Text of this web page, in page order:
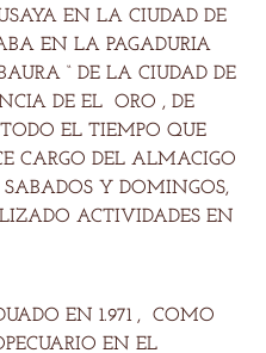
EN LA CIUDAD DE
EN LA PAGADURIA
“ DE LA CIUDAD DE
DE EL ORO , DE
EL TIEMPO QUE
CARGO DEL ALMACIGO
Y DOMINGOS,
ACTIVIDADES EN
EN 1.971 , COMO
EN EL